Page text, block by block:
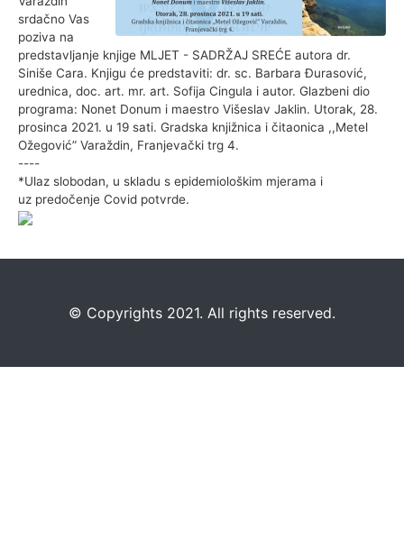
srdačno Vas
poziva na
predstavljanje knjige MLJET - SADRŽAJ SREĆE autora dr.
Siniše Cara. Knjigu će predstaviti: dr. sc. Barbara Đurasović,
urednica, doc. art. mr. art. Sofija Cingula i autor. Glazbeni dio
programa: Nonet Donum i maestro Višeslav Jaklin. Utorak, 28.
prosinca 2021. u 19 sati. Gradska knjižnica i čitaonica ,,Metel
Ožegović” Varaždin, Franjevački trg 4.
----
*Ulaz slobodan, u skladu s epidemiološkim mjerama i
uz predočenje Covid potvrde.
©️ Copyrights 2021. All rights reserved.